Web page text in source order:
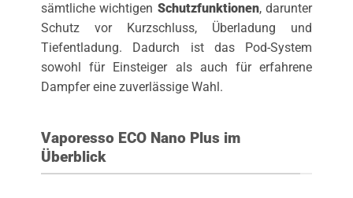
sämtliche wichtigen Schutzfunktionen, darunter
Schutz vor Kurzschluss, Überladung und
Tiefentladung. Dadurch ist das Pod-System
sowohl für Einsteiger als auch für erfahrene
Dampfer eine zuverlässige Wahl.
Vaporesso ECO Nano Plus im
Überblick